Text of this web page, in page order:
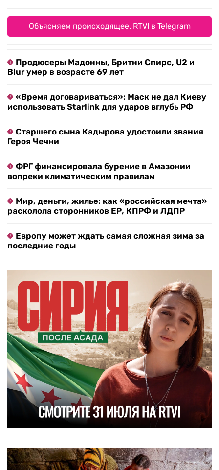
Объясняем происходящее. RTVI в Telegram
Продюсеры Мадонны, Бритни Спирс, U2 и
Blur умер в возрасте 69 лет
«Время договариваться»: Маск не дал Киеву
использовать Starlink для ударов вглубь РФ
Старшего сына Кадырова удостоили звания
Героя Чечни
ФРГ финансировала бурение в Амазонии
вопреки климатическим правилам
Мир, деньги, жилье: как «российская мечта»
расколола сторонников ЕР, КПРФ и ЛДПР
Европу может ждать самая сложная зима за
последние годы